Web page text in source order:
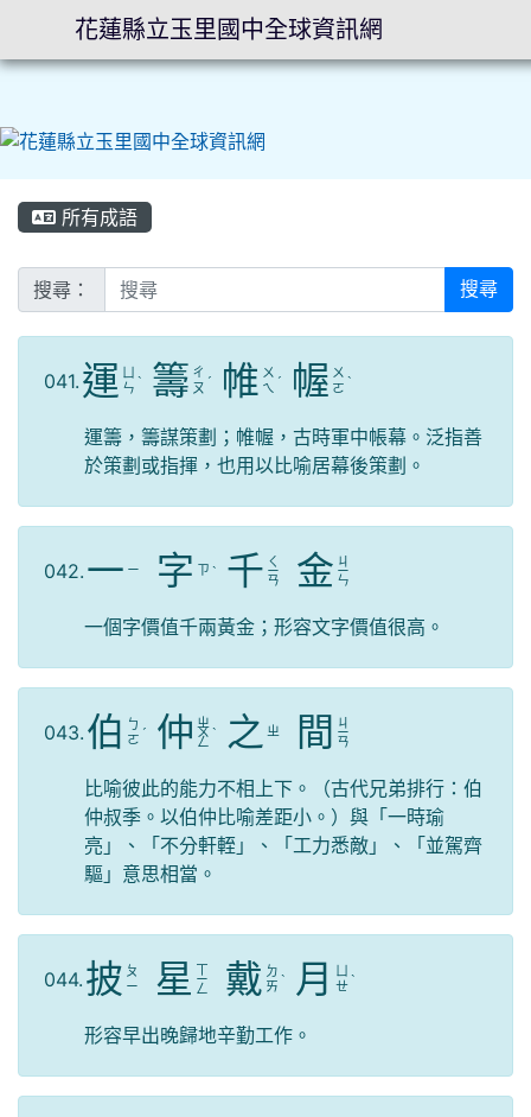
所有成語
搜尋： 搜尋
041. 運 ㄣ ˋ 籌 ㄔ
ㄡ ˊ 帷 ㄨ
ㄟ ˊ 幄 ㄨ
ㄛ ˋ
運籌，籌謀策劃；帷幄，古時軍中帳幕。泛指善
於策劃或指揮，也用以比喻居幕後策劃。
042. 一 ㄧ 字 ㄗ ˋ 千 ㄑ
ㄧ
ㄢ 金 ㄐ
ㄧ
ㄣ
一個字價值千兩黃金；形容文字價值很高。
043. 伯 ㄅ
ㄛ ˊ 仲 ㄓ
ㄨ
ㄥ
ˋ 之 ㄓ 間 ㄐ
ㄧ
ㄢ
比喻彼此的能力不相上下。（古代兄弟排行：伯
仲叔季。以伯仲比喻差距小。）與「一時瑜
亮」、「不分軒輊」、「工力悉敵」、「並駕齊
驅」意思相當。
044. 披 ㄆ
ㄧ
星 ㄒ
ㄧ
ㄥ 戴 ㄉ
ㄞ ˋ 月
ㄝˋ
形容早出晚歸地辛勤工作。
花蓮縣立玉里國中全球資訊網